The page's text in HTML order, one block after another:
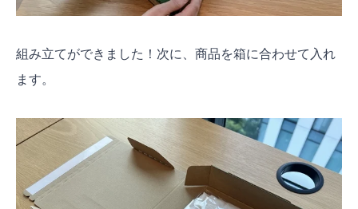
組み立てができました！次に、商品を箱に合わせて入れ
ます。